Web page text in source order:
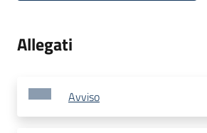
Allegati
Avviso